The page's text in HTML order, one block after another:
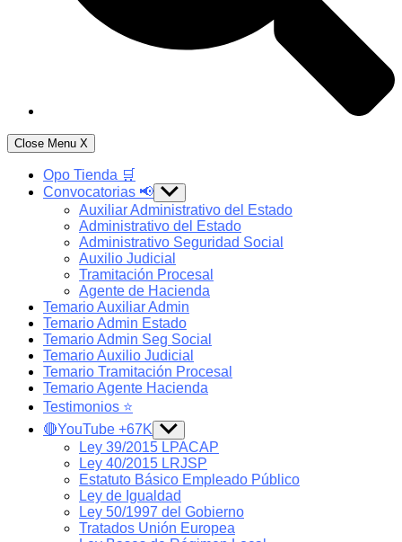
Close Menu X
Opo Tienda 🛒
Convocatorias 📢 Show
sub
menu
Auxiliar Administrativo del Estado
Administrativo del Estado
Administrativo Seguridad Social
Auxilio Judicial
Tramitación Procesal
Agente de Hacienda
Temario Auxiliar Admin
Temario Admin Estado
Temario Admin Seg Social
Temario Auxilio Judicial
Temario Tramitación Procesal
Temario Agente Hacienda
Testimonios ⭐️
🔴YouTube +67K Show
sub
menu
Ley 39/2015 LPACAP
Ley 40/2015 LRJSP
Estatuto Básico Empleado Público
Ley de Igualdad
Ley 50/1997 del Gobierno
Tratados Unión Europea